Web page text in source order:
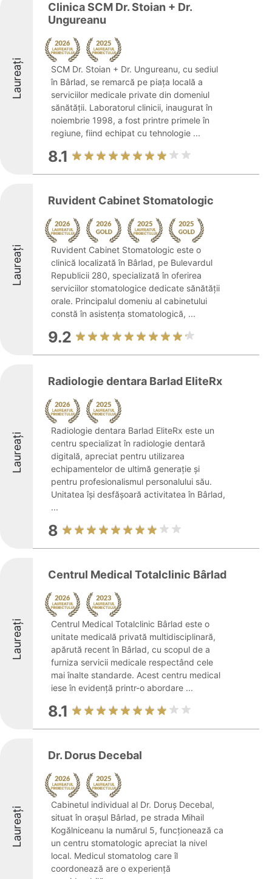
Laureați
Clinica SCM Dr. Stoian + Dr.
Ungureanu
SCM Dr. Stoian + Dr. Ungureanu, cu sediul
în Bârlad, se remarcă pe piața locală a
serviciilor medicale private din domeniul
sănătății. Laboratorul clinicii, inaugurat în
noiembrie 1998, a fost printre primele în
regiune, fiind echipat cu tehnologie ...
8.1
Laureați
Ruvident Cabinet Stomatologic
Ruvident Cabinet Stomatologic este o
clinică localizată în Bârlad, pe Bulevardul
Republicii 280, specializată în oferirea
serviciilor stomatologice dedicate sănătății
orale. Principalul domeniu al cabinetului
constă în asistența stomatologică, ...
9.2
Laureați
Radiologie dentara Barlad EliteRx
Radiologie dentara Barlad EliteRx este un
centru specializat în radiologie dentară
digitală, apreciat pentru utilizarea
echipamentelor de ultimă generație și
pentru profesionalismul personalului său.
Unitatea își desfășoară activitatea în Bârlad,
...
8
Laureați
Centrul Medical Totalclinic Bârlad
Centrul Medical Totalclinic Bârlad este o
unitate medicală privată multidisciplinară,
apărută recent în Bârlad, cu scopul de a
furniza servicii medicale respectând cele
mai înalte standarde. Acest centru medical
iese în evidență printr-o abordare ...
8.1
Laureați
Dr. Dorus Decebal
Cabinetul individual al Dr. Doruș Decebal,
situat în orașul Bârlad, pe strada Mihail
Kogălniceanu la numărul 5, funcționează ca
un centru stomatologic apreciat la nivel
local. Medicul stomatolog care îl
coordonează are o experiență